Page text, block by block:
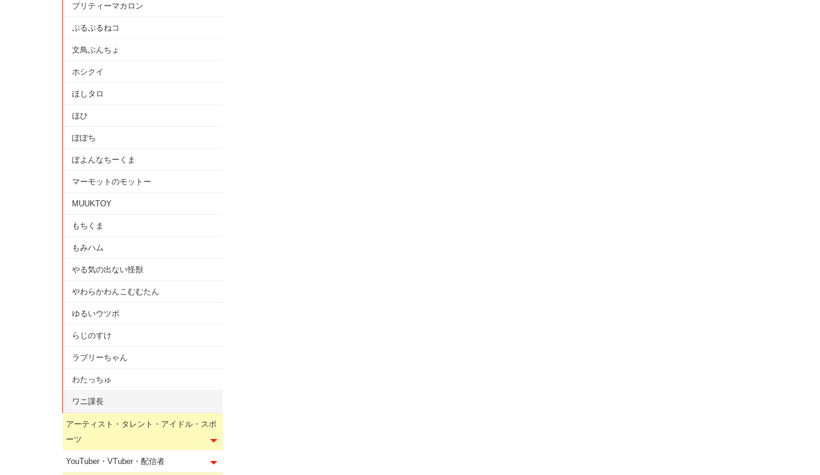
プリティーマカロン
ぷるぷるねコ
文鳥ぶんちょ
ホシクイ
ほしタロ
ほひ
ぽぽち
ぽよんなちーくま
マーモットのモットー
MUUKTOY
もちくま
もみハム
やる気の出ない怪獣
やわらかわんこむむたん
ゆるいウツボ
らじのすけ
ラブリーちゃん
わたっちゅ
ワニ課長
アーティスト・タレント・アイドル・スポ
ーツ
YouTuber・VTuber・配信者